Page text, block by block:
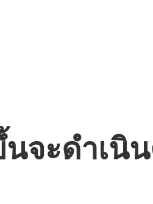
จะดำเนิ